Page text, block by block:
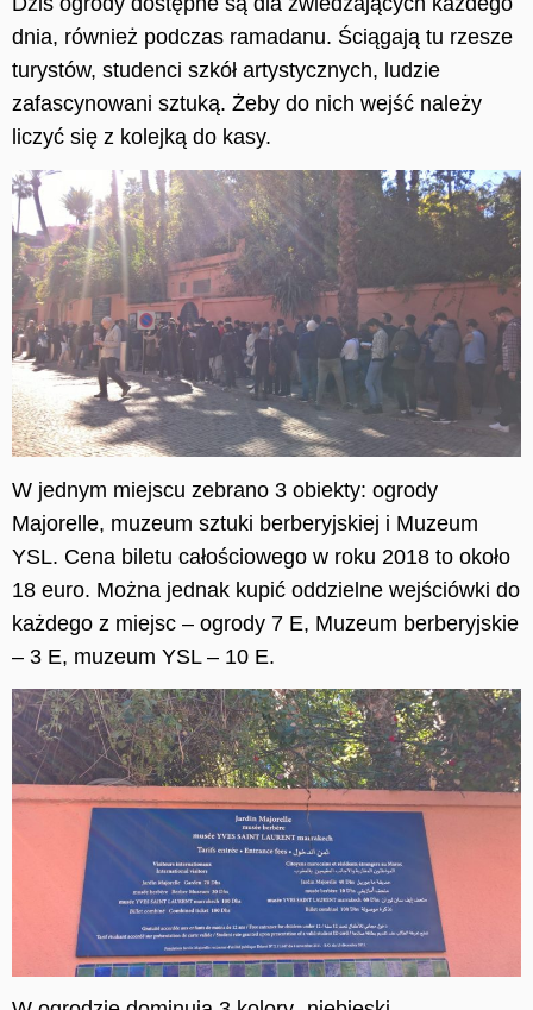
dnia, również podczas ramadanu. Ściągają tu rzesze
turystów, studenci szkół artystycznych, ludzie
zafascynowani sztuką. Żeby do nich wejść należy
liczyć się z kolejką do kasy.
W jednym miejscu zebrano 3 obiekty: ogrody
Majorelle, muzeum sztuki berberyjskiej i Muzeum
YSL. Cena biletu całościowego w roku 2018 to około
18 euro. Można jednak kupić oddzielne wejściówki do
każdego z miejsc – ogrody 7 E, Muzeum berberyjskie
– 3 E, muzeum YSL – 10 E.